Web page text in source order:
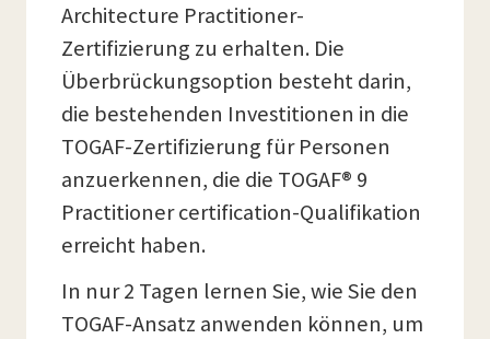
Architecture Practitioner-
Zertifizierung zu erhalten. Die
Überbrückungsoption besteht darin,
die bestehenden Investitionen in die
TOGAF-Zertifizierung für Personen
anzuerkennen, die die TOGAF® 9
Practitioner certification-Qualifikation
erreicht haben.
In nur 2 Tagen lernen Sie, wie Sie den
TOGAF-Ansatz anwenden können, um